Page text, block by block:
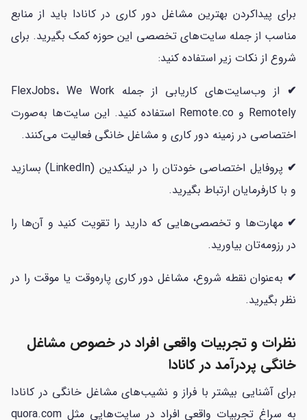
برای پیداکردن بهترین مشاغل دور کاری در کانادا باید از منابع
مناسب از جمله سایت‌های تخصصی این حوزه کمک بگیرید. برای
شروع از نکات زیر استفاده کنید:
✔
از وب‌سایت‌های کاریابی از جمله FlexJobs، We Work
Remotely و Remote.co استفاده کنید. این سایت‌ها به‌صورت
اختصاصی در زمینه دور کاری و مشاغل خانگی فعالیت می‌کنند.
✔
پروفایل اختصاصی خودتان را در لینکدین (LinkedIn) بسازید
و با کارفرمایان ارتباط بگیرید.
✔ مهارت‌ها و تخصصی‌هایی که دارید را تقویت کنید و آن‌ها را
در رزومه‌تان بیاورید.
✔ به‌عنوان نقطه شروع، مشاغل دور کاری پاره‌وقت یا موقت را در
نظر بگیرید.
نظرات و تجربیات واقعی افراد در خصوص مشاغل
خانگی پردرآمد در کانادا
برای آشنایی بیشتر با فراز و نشیب‌های مشاغل خانگی در کانادا
به سراغ تجربیات واقعی افراد در سایت‌هایی مثل quora.com